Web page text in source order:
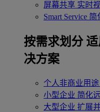
屏幕共享 实时
Smart Service 简
按需求划分
决方案
个人非商业用途
小型企业 简化
大型企业 扩展